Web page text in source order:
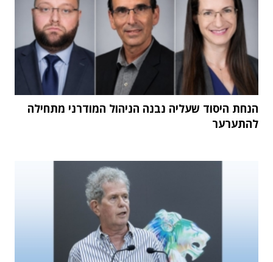
הנחת היסוד שעליה נבנה הניהול המודרני מתחילה
להתערער